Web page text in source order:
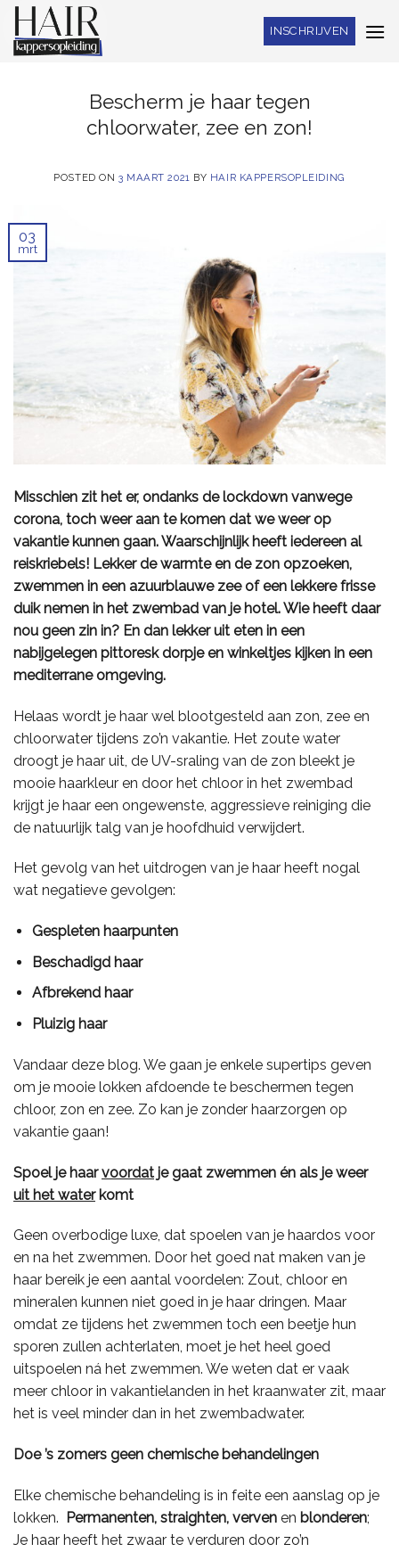
Skip
content
INSCHRIJVEN
Bescherm je haar tegen
chloorwater, zee en zon!
POSTED ON 3 MAART 2021 BY HAIR KAPPERSOPLEIDING
03
mrt
Misschien zit het er, ondanks de lockdown vanwege
corona, toch weer aan te komen dat we weer op
vakantie kunnen gaan. Waarschijnlijk heeft iedereen al
reiskriebels! Lekker de warmte en de zon opzoeken,
zwemmen in een azuurblauwe zee of een lekkere frisse
duik nemen in het zwembad van je hotel. Wie heeft daar
nou geen zin in? En dan lekker uit eten in een
nabijgelegen pittoresk dorpje en winkeltjes kijken in een
mediterrane omgeving.
Helaas wordt je haar wel blootgesteld aan zon, zee en
chloorwater tijdens zo’n vakantie. Het zoute water
droogt je haar uit, de UV-sraling van de zon bleekt je
mooie haarkleur en door het chloor in het zwembad
krijgt je haar een ongewenste, aggressieve reiniging die
de natuurlijk talg van je hoofdhuid verwijdert.
Het gevolg van het uitdrogen van je haar heeft nogal
wat negatieve gevolgen:
Gespleten haarpunten
Beschadigd haar
Afbrekend haar
Pluizig haar
Vandaar deze blog. We gaan je enkele supertips geven
om je mooie lokken afdoende te beschermen tegen
chloor, zon en zee. Zo kan je zonder haarzorgen op
vakantie gaan!
Spoel je haarvoordat je gaat zwemmen én als je weer
uit het waterkomt
Geen overbodige luxe, dat spoelen van je haardos voor
en na het zwemmen. Door het goed nat maken van je
haar bereik je een aantal voordelen: Zout, chloor en
mineralen kunnen niet goed in je haar dringen. Maar
omdat ze tijdens het zwemmen toch een beetje hun
sporen zullen achterlaten, moet je het heel goed
uitspoelen ná het zwemmen. We weten dat er vaak
meer chloor in vakantielanden in het kraanwater zit, maar
het is veel minder dan in het zwembadwater.
Doe ’s zomers geen chemische behandelingen
Elke chemische behandeling is in feite een aanslag op je
lokken. Permanenten, straighten, verven en blonderen;
Je haar heeft het zwaar te verduren door zo’n